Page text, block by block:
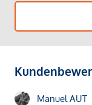
Manuel AUT